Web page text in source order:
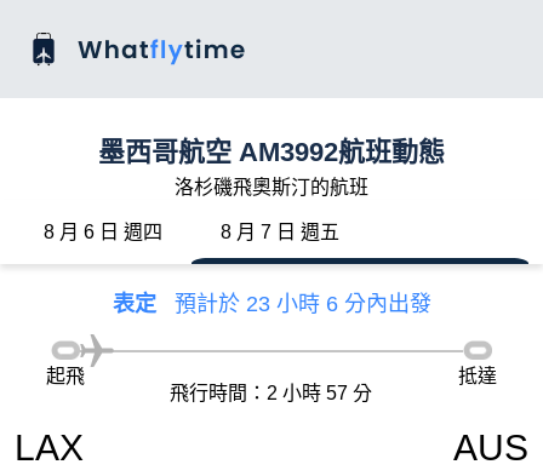
墨西哥航空 AM3992航班動態
洛杉磯飛奧斯汀的航班
8 月 6 日 週四 8 月 7 日 週五
表定 預計於 23 小時 6 分內出發
LAX
起飛
飛行時間：2 小時 57 分
抵達
AUS